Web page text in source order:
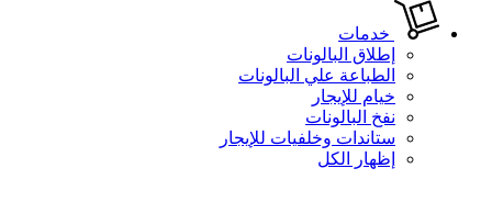
خدمات
إطلاق البالونات
الطباعة علي البالونات
خيام للإيجار
نفخ البالونات
ستاندات وخلفيات للإيجار
إظهار الكل